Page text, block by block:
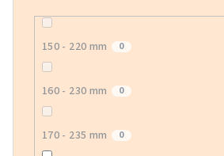
150 - 220 mm 0
160 - 230 mm 0
170 - 235 mm 0